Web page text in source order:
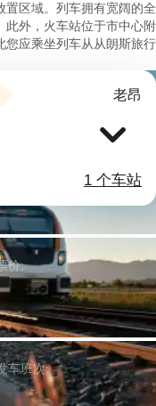
区域。列车拥有宽阔的全
此外，火车站位于市中心附
您应乘坐列车从从朗斯旅行
老昂
1 个车站
价:
车班次: